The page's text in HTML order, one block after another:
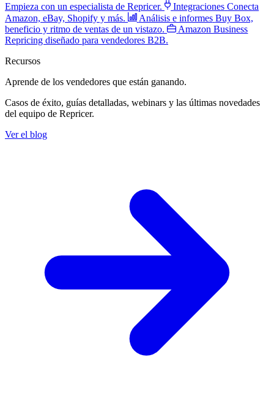
Empieza con un especialista de Repricer.
Integraciones Conecta
Amazon, eBay, Shopify y más.
Análisis e informes Buy Box,
beneficio y ritmo de ventas de un vistazo.
Amazon Business
Repricing diseñado para vendedores B2B.
Recursos
Aprende de los vendedores que están ganando.
Casos de éxito, guías detalladas, webinars y las últimas novedades
del equipo de Repricer.
Ver el blog